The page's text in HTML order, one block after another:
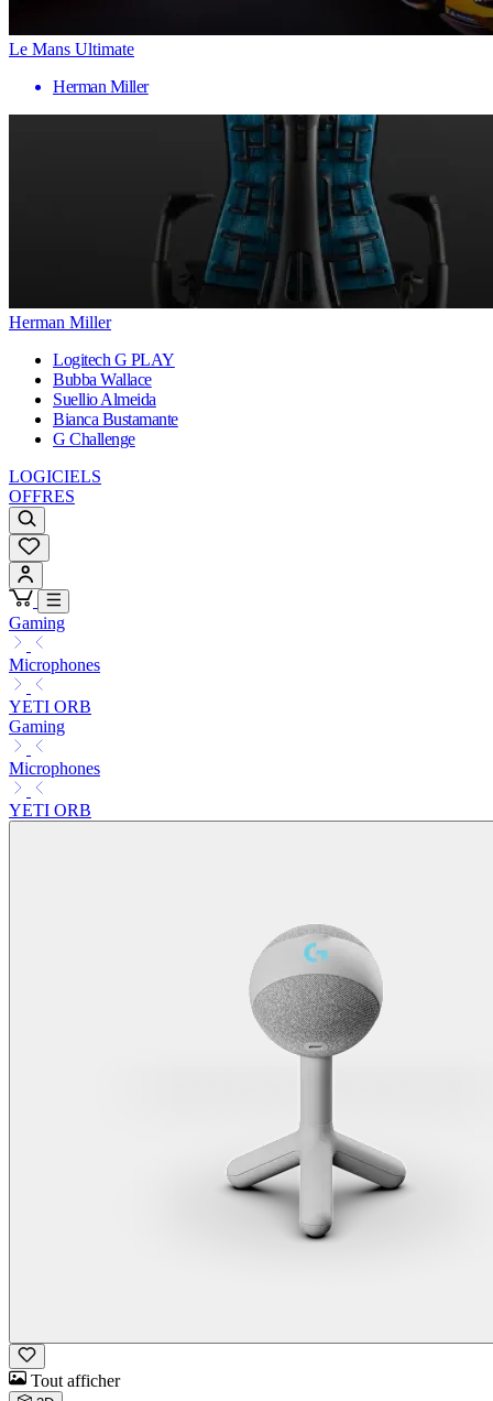
Le Mans Ultimate
Herman Miller
Herman Miller
Logitech G PLAY
Bubba Wallace
Suellio Almeida
Bianca Bustamante
G Challenge
LOGICIELS
OFFRES
Gaming
Microphones
YETI ORB
Gaming
Microphones
YETI ORB
Tout afficher